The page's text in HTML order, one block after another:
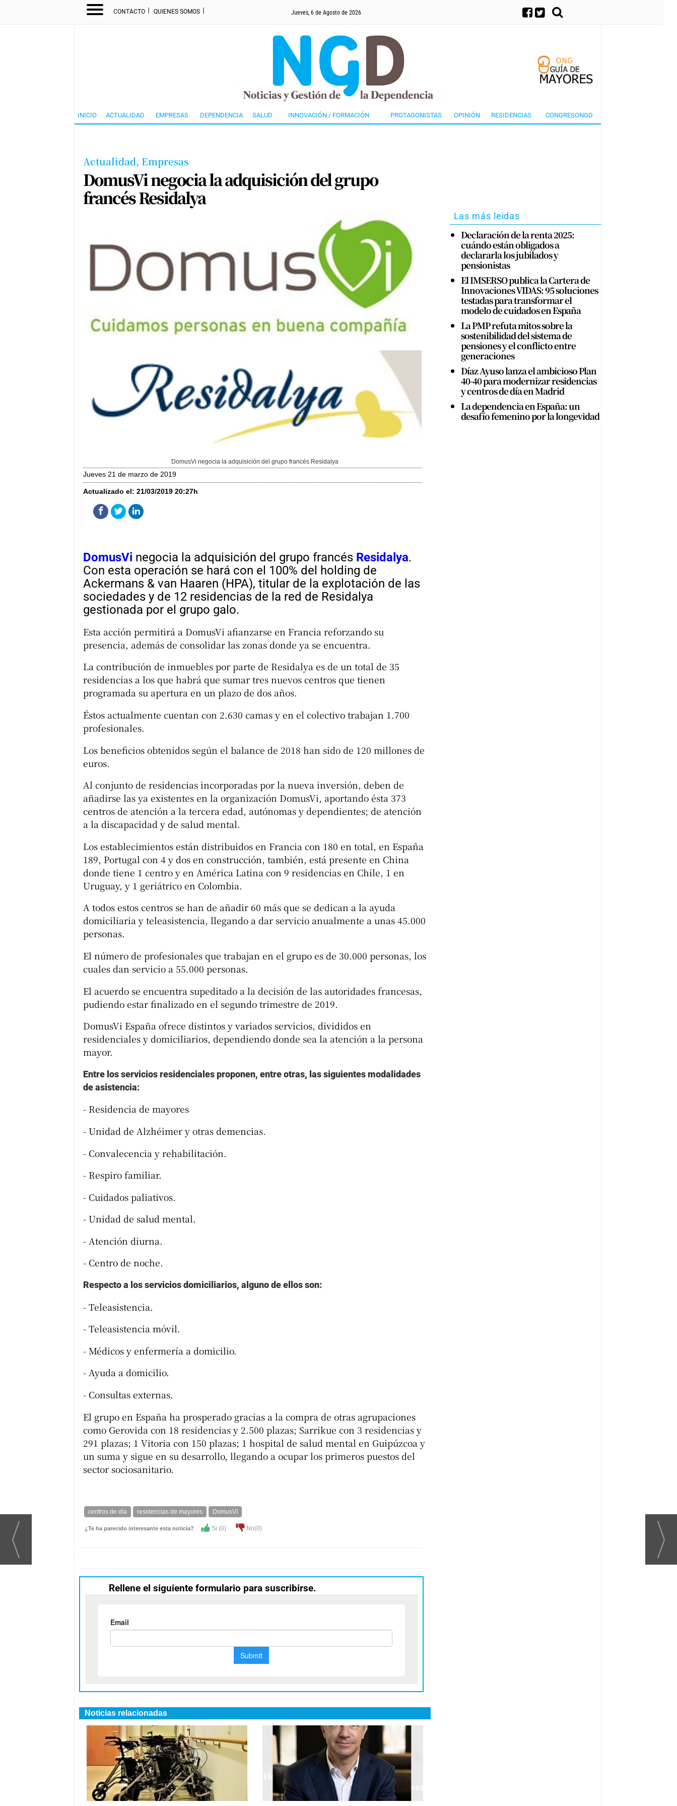
CONTACTO I QUIENES SOMOS I Jueves, 6 de Agosto de 2026
INICIO ACTUALIDAD EMPRESAS DEPENDENCIA SALUD INNOVACIÓN / FORMACIÓN PROTAGONISTAS OPINIÓN RESIDENCIAS CONGRESONGD
Actualidad, Empresas
DomusVi negocia la adquisición del grupo
francés Residalya
DomusVi negocia la adquisición del grupo francés Residalya
jueves 21 de marzo de 2019
Actualizado el: 21/03/2019 20:27h
DomusVi negocia la adquisición del grupo francés Residalya.
Con esta operación se hará con el 100% del holding de
Ackermans & van Haaren (HPA), titular de la explotación de las
sociedades y de 12 residencias de la red de Residalya
gestionada por el grupo galo.
Esta acción permitirá a DomusVi afianzarse en Francia reforzando su
presencia, además de consolidar las zonas donde ya se encuentra.
La contribución de inmuebles por parte de Residalya es de un total de 35
residencias a los que habrá que sumar tres nuevos centros que tienen
programada su apertura en un plazo de dos años.
Éstos actualmente cuentan con 2.630 camas y en el colectivo trabajan 1.700
profesionales.
Los beneficios obtenidos según el balance de 2018 han sido de 120 millones de
euros.
Al conjunto de residencias incorporadas por la nueva inversión, deben de
añadirse las ya existentes en la organización DomusVi, aportando ésta 373
centros de atención a la tercera edad, autónomas y dependientes; de atención
a la discapacidad y de salud mental.
Los establecimientos están distribuidos en Francia con 180 en total, en España
189, Portugal con 4 y dos en construcción, también, está presente en China
donde tiene 1 centro y en América Latina con 9 residencias en Chile, 1 en
Uruguay, y 1 geriátrico en Colombia.
A todos estos centros se han de añadir 60 más que se dedican a la ayuda
domiciliaria y teleasistencia, llegando a dar servicio anualmente a unas 45.000
personas.
El número de profesionales que trabajan en el grupo es de 30.000 personas, los
cuales dan servicio a 55.000 personas.
El acuerdo se encuentra supeditado a la decisión de las autoridades francesas,
pudiendo estar finalizado en el segundo trimestre de 2019.
DomusVi España ofrece distintos y variados servicios, divididos en
residenciales y domiciliarios, dependiendo donde sea la atención a la persona
mayor.
Entre los servicios residenciales proponen, entre otras, las siguientes modalidades
de asistencia:
- Residencia de mayores
- Unidad de Alzhéimer y otras demencias.
- Convalecencia y rehabilitación.
- Respiro familiar.
- Cuidados paliativos.
- Unidad de salud mental.
- Atención diurna.
- Centro de noche.
Respecto a los servicios domiciliarios, alguno de ellos son:
- Teleasistencia.
- Teleasistencia móvil.
- Médicos y enfermería a domicilio.
- Ayuda a domicilio.
- Consultas externas.
El grupo en España ha prosperado gracias a la compra de otras agrupaciones
como Gerovida con 18 residencias y 2.500 plazas; Sarrikue con 3 residencias y
291 plazas; 1 Vitoria con 150 plazas; 1 hospital de salud mental en Guipúzcoa y
un suma y sigue en su desarrollo, llegando a ocupar los primeros puestos del
sector sociosanitario.
centros de día residencias de mayores DomusVI
¿Te ha parecido interesante esta noticia? Si (0) No(0)
Rellene el siguiente formulario para suscribirse.
Noticias relacionadas
Las más leidas
Declaración de la renta 2025:
cuándo están obligados a
declararla los jubilados y
pensionistas
El IMSERSO publica la Cartera de
Innovaciones VIDAS: 95 soluciones
testadas para transformar el
modelo de cuidados en España
La PMP refuta mitos sobre la
sostenibilidad del sistema de
pensiones y el conflicto entre
generaciones
Díaz Ayuso lanza el ambicioso Plan
40-40 para modernizar residencias
y centros de día en Madrid
La dependencia en España: un
desafío femenino por la longevidad